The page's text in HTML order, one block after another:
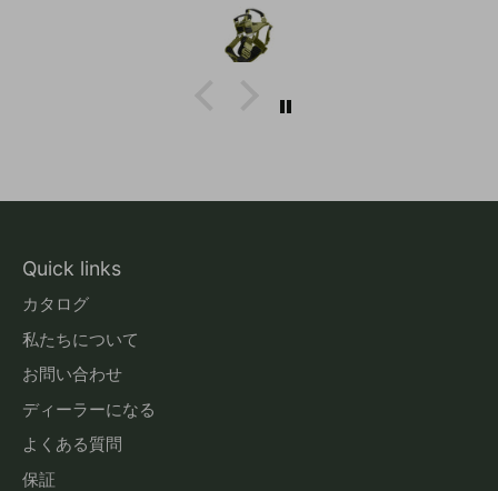
Quick links
カタログ
私たちについて
お問い合わせ
ディーラーになる
よくある質問
保証